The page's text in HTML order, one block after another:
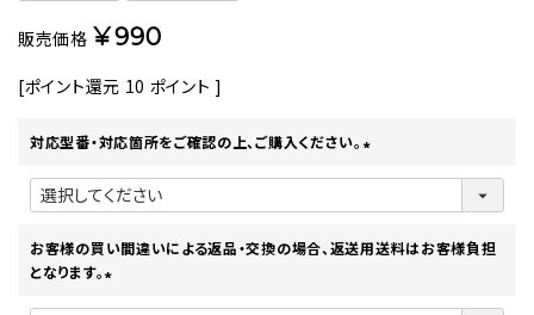
販売価格 ¥990
[ポイント還元 10 ポイント ]
対応型番・対応箇所をご確認の上、ご購入ください。
(
)
お客様の買い間違いによる返品・交換の場合、返送用送料はお客様負担
となります。
(